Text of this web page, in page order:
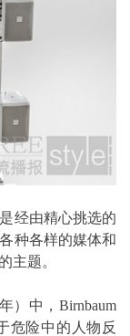
经由精心挑选的
种各样的媒体和
主题。
）中，Birnbaum
危险中的人物反